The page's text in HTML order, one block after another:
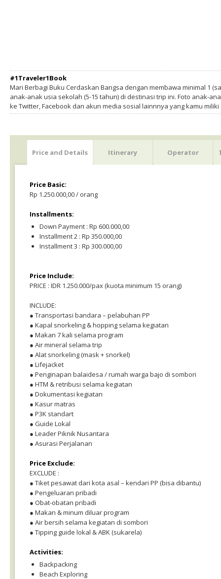
#1Traveler1Book
Mari Berbagi Buku Cerdaskan Bangsa dengan membawa minimal 1
anak-anak usia sekolah (5-15 tahun) di destinasi trip ini. Foto anak-
ke Twitter, Facebook dan akun media sosial lainnnya yang kamu
Price and Details Itinerary Operator
Price Basic:
Rp 1.250.000,00 / orang
Installments:
Down Payment : Rp 600.000,00
Installment 2 : Rp 350.000,00
Installment 3 : Rp 300.000,00
Price Include:
PRICE : IDR 1.250.000/pax (kuota minimum 15 orang)
INCLUDE:
● Transportasi bandara – pelabuhan PP
● Kapal snorkeling & hopping selama kegiatan
● Makan 7 kali selama program
● Air mineral selama trip
● Alat snorkeling (mask + snorkel)
● Lifejacket
● Penginapan balaidesa / rumah warga bajo di sombori
● HTM & retribusi selama kegiatan
● Dokumentasi kegiatan
● Kasur matras
● P3K standart
● Guide Lokal
● Leader Piknik Nusantara
● Asurasi Perjalanan
Price Exclude:
EXCLUDE :
● Tiket pesawat dari kota asal – kendari PP (bisa dibantu)
● Pengeluaran pribadi
● Obat-obatan pribadi
● Makan & minum diluar program
● Air bersih selama kegiatan di sombori
● Tipping guide lokal & ABK (sukarela)
Activities:
Backpacking
Beach Exploring